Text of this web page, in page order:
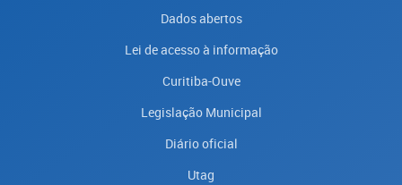
Dados abertos
Lei de acesso à informação
Curitiba-Ouve
Legislação Municipal
Diário oficial
Utag